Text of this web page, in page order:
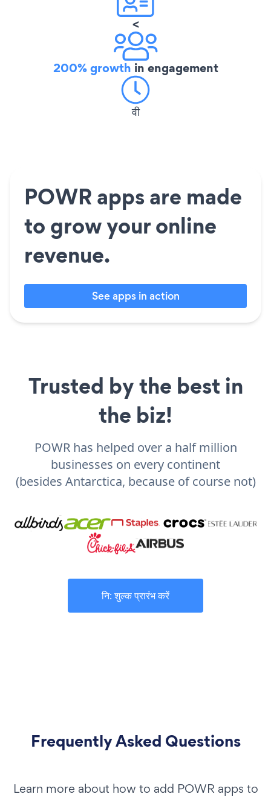
<
200% growth in engagement
वी
POWR apps are made
to grow your online
revenue.
See apps in action
Trusted by the best in
the biz!
POWR has helped over a half million
businesses on every continent
(besides Antarctica, because of course not)
नि: शुल्क प्रारंभ करें
Frequently Asked Questions
Learn more about how to add POWR apps to